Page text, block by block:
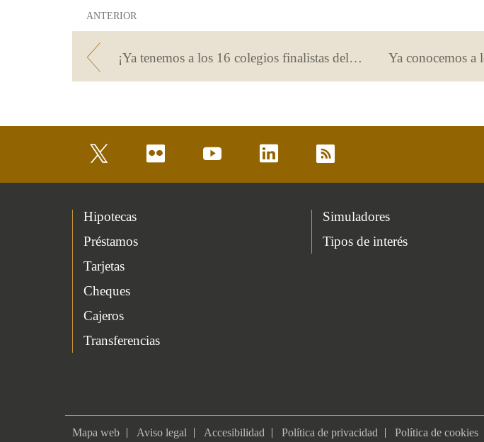
ANTERIOR
¡Ya tenemos a los 16 colegios finalistas del Concurso Escolar de Educación Financiera – Finanzas Para Todos 2024-2025!
youtube
Hipotecas
Préstamos
Tarjetas
Cheques
Cajeros
Transferencias
Simuladores
Tipos de interés
Mapa web Aviso legal Accesibilidad Política de privacidad Política de cookies